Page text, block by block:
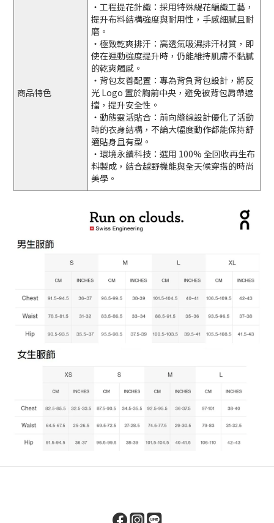
商品特色
・工程提花針織：採用特殊緹花編織工藝，
提升布料結構強度與耐用性，手感細膩且耐
磨。
・極致乾爽排汗：高透氣吸濕排汗材質，即
使在運動強度提升時，仍能維持肌膚不黏膩
的乾爽觸感。
・背包友善配置：專為背負背包設計，將反
光 Logo 置於胸前中央，避免被背包肩帶遮
擋，提升安全性。
・動態靈活貼合：前向縫線設計優化了活動
時的衣身結構，不論大幅度動作都能保持舒
適貼身且有型。
・環境永續科技：選用 100% 全回收再生布
料製成，結合越野機能與全天候穿搭的時尚
美學。